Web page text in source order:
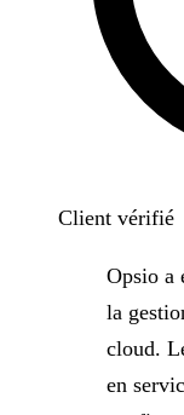
Client vérifié
Opsio a
la
cloud.
en